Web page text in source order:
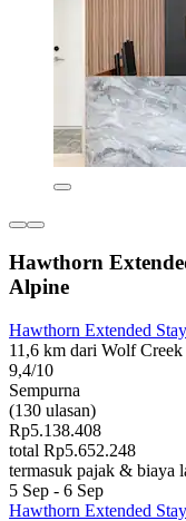
Hawthorn
Alpine
Hawthorn Extended
11,6 km dari Wolf Creek
9,4/10
Sempurna
(130 ulasan)
Rp5.138.408
total Rp5.652.248
termasuk pajak & biaya
5 Sep - 6 Sep
Hawthorn Extended